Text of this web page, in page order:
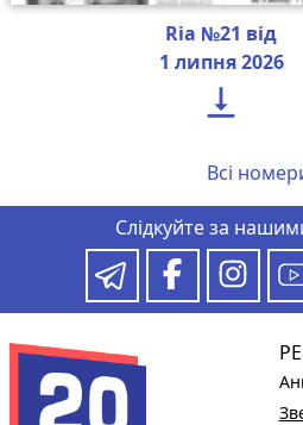
Ria №21 від
1 липня 2026

Всі
Слідкуйте за